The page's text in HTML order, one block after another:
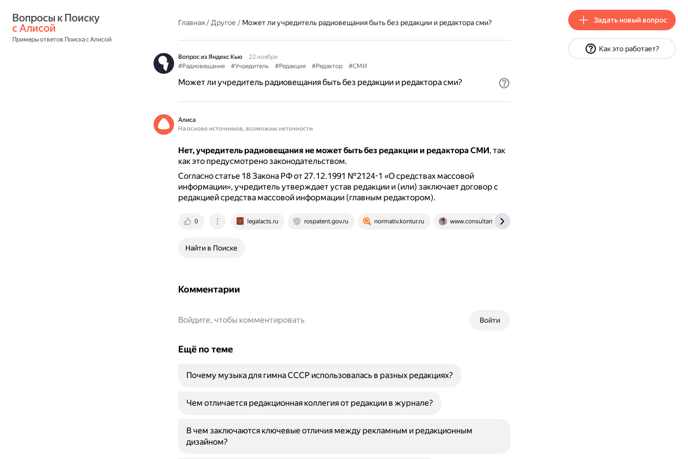
с Алисой
Примеры ответов Поиска с Алисой
Главная/Другое / Может ли учредитель радиовещания быть без редакции и редактора сми?
Вопрос из Яндекс Кью
22 ноября
#Радиовещание
#Учредитель #Редакция #Редактор #СМИ
Может ли учредитель радиовещания быть без редакции и редактора сми?
Алиса
На основе источников, возможны неточности
Нет, учредитель радиовещания не может быть без редакции и редактора СМИ, так
как это предусмотрено законодательством.
Согласно статье 18 Закона РФ от 27.12.1991 №2124-1 «О средствах массовой
информации», учредитель утверждает устав редакции и (или) заключает договор с
редакцией средства массовой информации (главным редактором).
0 legalacts.ru rospatent.gov.ru normativ.kontur.ru www.consultant.ru
Найти в Поиске
Комментарии
Войти
Войдите, чтобы комментировать
Ещё по теме
Почему музыка для гимна СССР использовалась в разных редакциях?
Чем отличается редакционная коллегия от редакции в журнале?
В чем заключаются ключевые отличия между рекламным и редакционным
дизайном?
Задать новый вопрос
Как это работает?